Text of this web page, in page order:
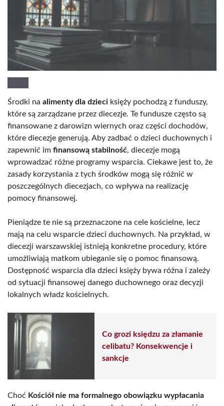
Środki na alimenty dla dzieci księży pochodzą z funduszy,
które są zarządzane przez diecezje. Te fundusze często są
finansowane z darowizn wiernych oraz części dochodów,
które diecezje generują. Aby zadbać o dzieci duchownych i
zapewnić im finansową stabilność, diecezje mogą
wprowadzać różne programy wsparcia. Ciekawe jest to, że
zasady korzystania z tych środków mogą się różnić w
poszczególnych diecezjach, co wpływa na realizację
pomocy finansowej.
Pieniądze te nie są przeznaczone na cele kościelne, lecz
mają na celu wsparcie dzieci duchownych. Na przykład, w
diecezji warszawskiej istnieją konkretne procedury, które
umożliwiają matkom ubieganie się o pomoc finansową.
Dostępność wsparcia dla dzieci księży bywa różna i zależy
od sytuacji finansowej danego duchownego oraz decyzji
lokalnych władz kościelnych.
Co grozi księdzu za złamanie
celibatu? Konsekwencje i
sankcje
Choć Kościół nie ma formalnego obowiązku wypłacania